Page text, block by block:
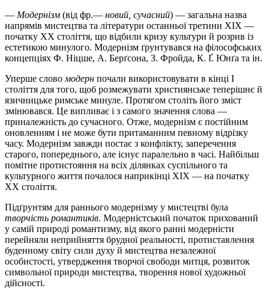
— Модернізм (від фр.— новий, сучасний) — загальна назва
напрямів мистецтва та літератури останньої третини ХІХ —
початку ХХ століття, що відбили кризу культури й розрив із
естетикою минулого. Модернізм ґрунтувався на філософських
концепціях Ф. Ніцше, А. Берґсона, З. Фройда, К. Ґ. Юнґа та ін.
Уперше слово модерн почали використовувати в кінці І
століття для того, щоб розмежувати християнське теперішнє й
язичницьке римське минуле. Протягом століть його зміст
змінювався. Це випливає і з самого значення слова —
приналежність до сучасного. Отже, модернізм є постійним
оновленням і не може бути притаманним певному відрізку
часу. Модернізм завжди постає з конфлікту, заперечення
старого, попереднього, але існує паралельно в часі. Найбільш
помітне протистояння на всіх ділянках суспільного та
культурного життя почалося наприкінці ХІХ — на початку
ХХ століття.
Підґрунтям для раннього модернізму у мистецтві була
творчість романтиків. Модерністський початок прихований
у самій природі романтизму, від якого ранні модерністи
перейняли неприйняття брудної реальності, протиставлення
буденному світу сили духу й мистецтва незалежної
особистості, утвердження творчої свободи митця, розвиток
символьної природи мистецтва, творення нової художньої
дійсності.